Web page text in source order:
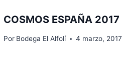
COSMOS ESPAÑA 2017
Por Bodega El Alfolí 4 marzo, 2017